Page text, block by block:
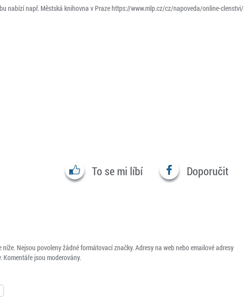
nabízí např. Městská knihovna v Praze https://www.mlp.cz/cz/napoveda/online-clenstvi/
To se mi líbí Doporučit
Nejsou povoleny žádné formátovací značky. Adresy na web nebo emailové adresy
jsou moderovány.